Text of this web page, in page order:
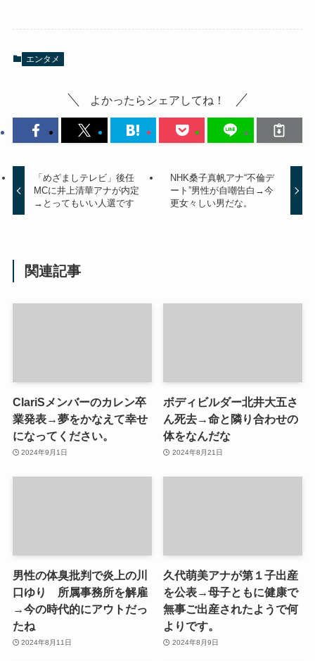
エンタメ
よかったらシェアしてね！
「めざましテレビ」後任
MCに井上清華アナが内定
→とってもいい人選です
NHK桑子真帆アナ“不倫デ
ート”男性が自嘲告白→今
更女々しい男だな。
関連記事
ClariSメンバーのカレン卒
業発表→夢をかなえて幸せ
になってください。
2024年9月1日
ボディビルダー北井大五さ
ん死去→命と隣り合わせの
体をなんだな
2024年8月21日
男性の体臭批判で炎上の川
口ゆり 所属事務所を解雇
→今の時代的にアウトだっ
たね
2024年8月11日
久代萌美アナが第１子出産
を公表→母子ともに健康で
無事ご出産されたようで何
よりです。
2024年8月9日